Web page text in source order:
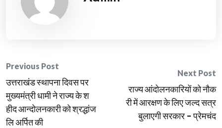
Post
navigation
Previous Post
उत्तराखंड स्थापना दिवस पर
मुख्यमंत्री धामी ने राज्य के श
हीद आन्दोलनकारी को श्रद्धांज
लि अर्पित की
Next Post
राज्य आंदोलनकारियों को नौक
री में आरक्षण के लिए जल्द सत्र
बुलाएगी सरकार – प्रेमचंद